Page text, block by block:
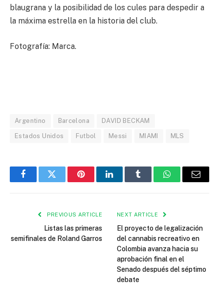
blaugrana y la posibilidad de los cules para despedir a
la máxima estrella en la historia del club.
Fotografía: Marca.
Argentino Barcelona DAVID BECKAM
Estados Unidos Futbol Messi MIAMI MLS
FacebookTwitter PinterestLinkedInTumblr WhatsAppEmail
PREVIOUS ARTICLE
Listas las primeras
semifinales de Roland Garros
NEXT ARTICLE
El proyecto de legalización
del cannabis recreativo en
Colombia avanza hacia su
aprobación final en el
Senado después del séptimo
debate